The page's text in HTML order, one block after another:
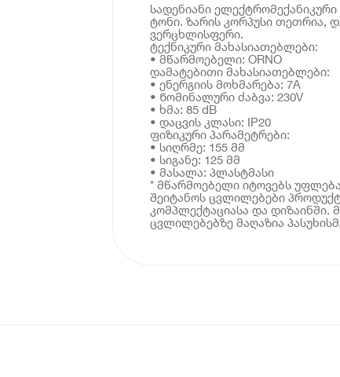
სადენიანი
ტონი. ზარის კორპუსი თეთრია,
ვერცხლისფერი.
ტექნიკური მახასიათებლები:
• მწარმოებელი: ORNO
დამატებითი მახასიათებლები:
• ენერგიის მოხმარება: 7A
• Ნომინალური ძაბვა: 230V
• ხმა: 85 dB
• დაცვის კლასი: IP20
ფიზიკური პარამეტრები:
• სიღრმე: 155 მმ
• სიგანე: 125 მმ
• მასალა: პლასტმასი
* მწარმოებელი იტოვებს
შეიტანოს ცვლილებები
კომპლექტაციასა და დიზაინში.
ცვლილებებზე მაღაზია